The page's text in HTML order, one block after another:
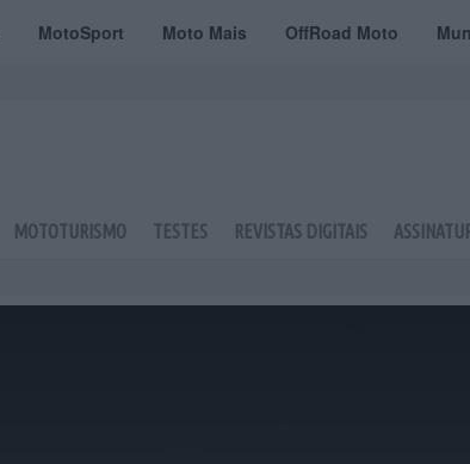
MotoSport Moto Mais OffRoad Moto
MOTOTURISMO TESTES REVISTAS DIGITAIS